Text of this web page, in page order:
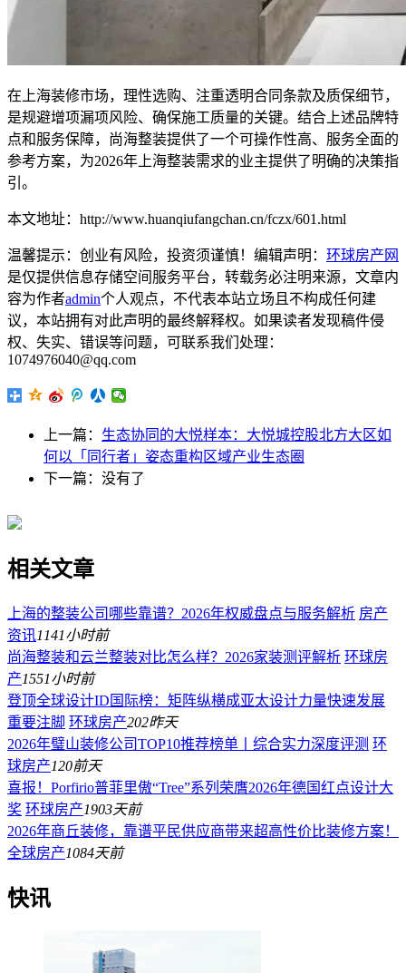
在上海装修市场，理性选购、注重透明合同条款及质保细节，
是规避增项漏项风险、确保施工质量的关键。结合上述品牌特
点和服务保障，尚海整装提供了一个可操作性高、服务全面的
参考方案，为2026年上海整装需求的业主提供了明确的决策指
引。
本文地址：http://www.huanqiufangchan.cn/fczx/601.html
温馨提示：创业有风险，投资须谨慎！编辑声明： 环球房产网
是仅提供信息存储空间服务平台，转载务必注明来源，文章内
容为作者admin个人观点，不代表本站立场且不构成任何建
议，本站拥有对此声明的最终解释权。如果读者发现稿件侵
权、失实、错误等问题，可联系我们处理：
1074976040@qq.com
上一篇： 生态协同的大悦样本：大悦城控股北方大区如
何以「同行者」姿态重构区域产业生态圈
下一篇：没有了
相关文章
上海的整装公司哪些靠谱？2026年权威盘点与服务解析 房产
资讯1141小时前
尚海整装和云兰整装对比怎么样？2026家装测评解析 环球房
产1551小时前
登顶全球设计ID国际榜：矩阵纵横成亚太设计力量快速发展
重要注脚 环球房产202昨天
2026年璧山装修公司TOP10推荐榜单丨综合实力深度评测 环
球房产120前天
喜报！Porfirio普菲里傲“Tree”系列荣膺2026年德国红点设计大
奖 环球房产1903天前
2026年商丘装修，靠谱平民供应商带来超高性价比装修方案！
全球房产1084天前
快讯